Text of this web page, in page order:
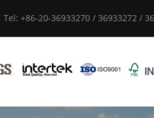
Tel: +86-20-36933270 / 36933272 /